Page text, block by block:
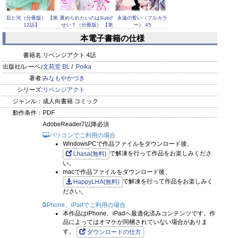
后と河（分冊版） 【第
12話】
褒められたいのはSubの
せい？（分冊版） 【第
永遠の誓い（フルカラ
ー） 45
フェロモティック・エネ
ミー（分冊版） 【第1
話】
わが主は愛執に踊る（分
冊版） 【第1話】
版） 【第2話】
本電子書籍の仕様
書籍名:リベンジアクト 4話
出版社/レーベル:文苑堂 BL / .Poika
著者:みなもやかづき
シリーズ:リベンジアクト
ジャンル： 成人向書籍 コミック
動作条件： PDF
AdobeReader7以降必須
パソコンでご利用の場合
WindowsPCで作品ファイルをダウンロード後、
Lhasa(無料) で解凍を行って作品をお楽しみくださ
い。
macで作品ファイルをダウンロード後、
HappyLHA(無料) で解凍を行って作品をお楽しみく
ださい。
iPhone、iPadでご利用の場合
本作品はiPhone、iPadへ最適化済みコンテンツです。作
品によってはオマケが同梱されていない場合がありま
す。
ダウンロードの仕方